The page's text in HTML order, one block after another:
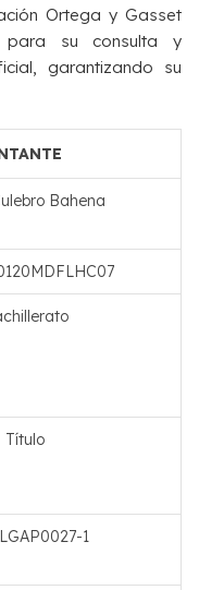
Ortega y Gasset
su consulta y
garantizando su
Bahena
Título
1